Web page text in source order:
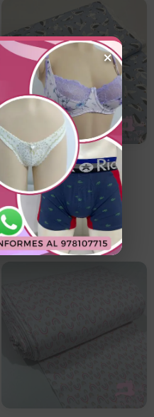
Algodón Jersey
Gamuza 50/1
Estampado Diseño
Gaviota
×